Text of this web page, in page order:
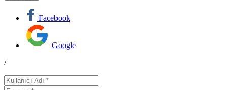
Facebook
Google
/